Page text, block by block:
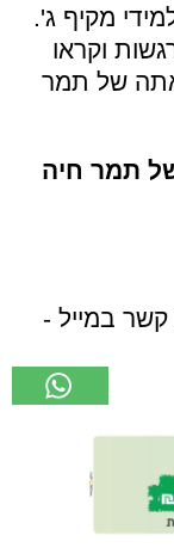
מקיף ג'.
וקראו
של תמר
תמר חיה
קשר במייל -